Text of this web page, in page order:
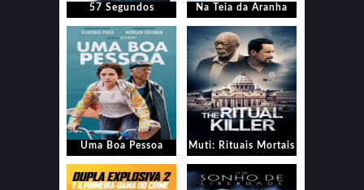
57 Segundos Na Teia da Aranha
Uma Boa Pessoa Muti: Rituais Mortais